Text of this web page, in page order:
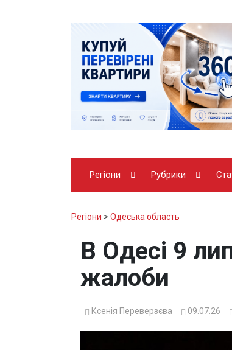
Регіони Рубрики
Регіони > Одеська область
В Одесі 9
жалоби
Ксенія Переверзєва 09.07.26